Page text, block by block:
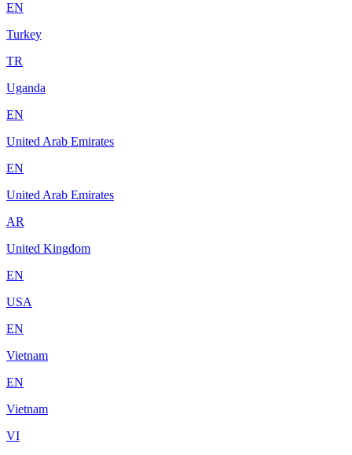
EN
Turkey
TR
Uganda
EN
United Arab Emirates
EN
United Arab Emirates
AR
United Kingdom
EN
USA
EN
Vietnam
EN
Vietnam
VI